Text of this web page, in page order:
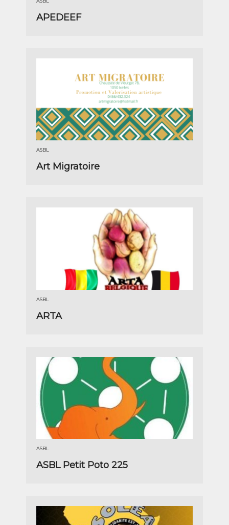
APEDEEF
ASBL
Art Migratoire
ASBL
ARTA
ASBL
ASBL Petit Poto 225